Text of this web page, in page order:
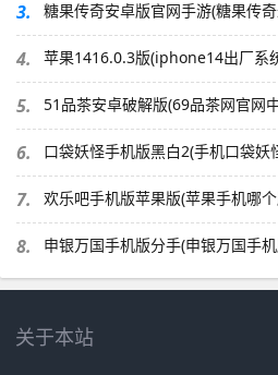
3. 糖果传奇安卓版官网手游(糖果传
4. 苹果1416.0.3版(iphone14出厂系
5. 51品茶安卓破解版(69品茶网官网
6. 口袋妖怪手机版黑白2(手机口袋
7. 欢乐吧手机版苹果版(苹果手机哪
8. 申银万国手机版分手(申银万国手
关于本站